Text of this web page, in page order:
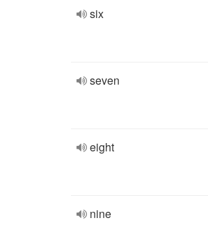
six
seven
eight
nine